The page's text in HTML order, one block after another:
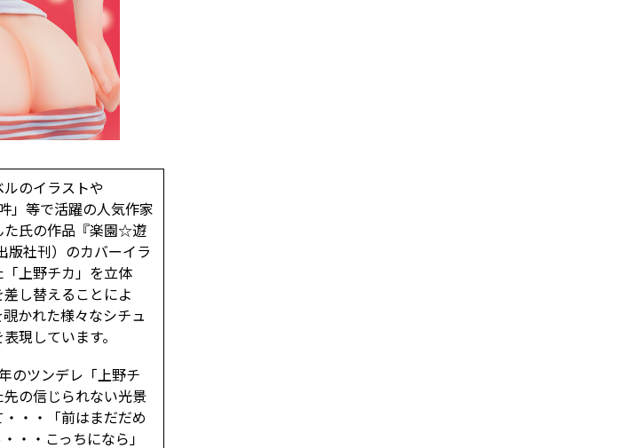
のイラストや
」等で活躍の人気作家
た氏の作品『楽園☆遊
版社刊）のカバーイラ
「上野チカ」を立体
し替えることによ
かれた様々なシチュ
現しています。
のツンデレ「上野チ
先の信じられない光景
・・・「前はまだだめ
・・こっちになら」